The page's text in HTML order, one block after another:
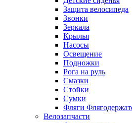
Защита велосипеда
Звонки
Зеркала
Крылья
Насосы
Освещение
Подножки
Рога на руль
Смазки
Стойки
Сумки
Фляги
Велозапчасти